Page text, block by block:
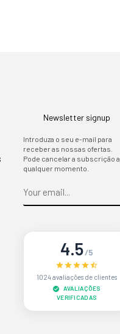
Newsletter signup
Introduza o seu e-mail para
receber as nossas ofertas.
Pode cancelar a subscrição a
qualquer momento.
4.5/5
1024 avaliações de clientes
AVALIAÇÕES
VERIFICADAS